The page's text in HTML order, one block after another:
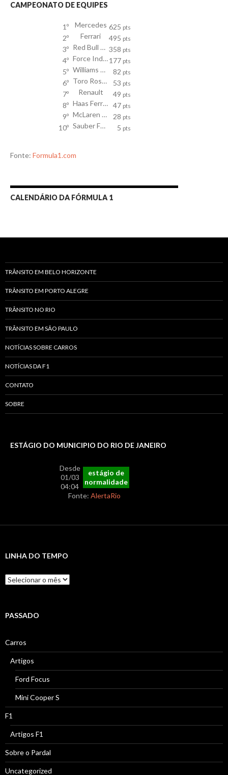
CAMPEONATO DE EQUIPES
1º Mercedes 625 pts
2º Ferrari 495 pts
3º Red Bull Racing TAG Heuer 358 pts
4º Force India Mercedes177 pts
5º Williams Mercedes 82 pts
6º Toro Rosso 53 pts
7º Renault 49 pts
8º Haas Ferrari 47 pts
9º McLaren Honda 28 pts
10º Sauber Ferrari 5 pts
Fonte: Formula1.com
CALENDÁRIO DA FÓRMULA 1
TRÂNSITO EM BELO HORIZONTE
TRÂNSITO EM PORTO ALEGRE
TRÂNSITO NO RIO
TRÂNSITO EM SÃO PAULO
NOTÍCIAS SOBRE CARROS
NOTÍCIAS DA F1
CONTATO
SOBRE
ESTÁGIO DO MUNICIPIO DO RIO DE JANEIRO
Desde
01/03
04:04
estágio de
normalidade
Fonte: AlertaRio
LINHA DO TEMPO
Linha
do
PASSADO
Carros
Artigos
Ford Focus
Mini Cooper S
F1
Artigos F1
Sobre o Pardal
Uncategorized